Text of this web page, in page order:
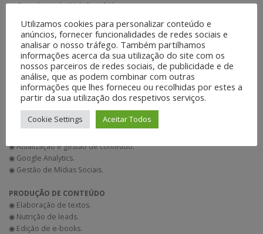
◉ Consultoria de Web Social Aberta.
◉ Plataforma para acervos digitais.
◉ SistemaS de mensageria.
◉ Sistema Nexcloud para
DESENVOLVIMENTO E MANUTENÇÃO DE SITES
◉ Criação e instalação de layouts.
◉ Manutenção de sistema e plugins.
◉ Ajustes nos códigos.
◉ Atualização e gestão de conteúdo.
◉ Google Analytics.
◉ Gestão de Mídias Sociais.
PRODUÇÃO DE CONTEÚDO
◉ Elaboração de textos.
◉ Nutrição de leads.
◉ Edição de e-books.
Utilizamos cookies para personalizar conteúdo e
anúncios, fornecer funcionalidades de redes sociais e
analisar o nosso tráfego. Também partilhamos
informações acerca da sua utilização do site com os
nossos parceiros de redes sociais, de publicidade e de
análise, que as podem combinar com outras
informações que lhes forneceu ou recolhidas por estes a
partir da sua utilização dos respetivos serviços.
Cookie Settings Aceitar Todos